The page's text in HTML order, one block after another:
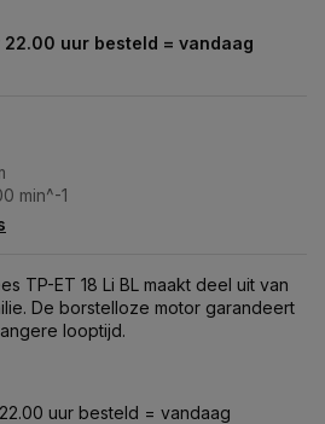
uur besteld = vandaag
min^-1
TP-ET 18 Li BL maakt deel uit van
De borstelloze motor garandeert
looptijd.
uur besteld = vandaag